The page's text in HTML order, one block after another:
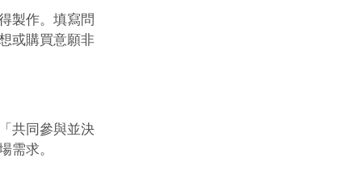
製作。填寫問
或購買意願非
共同參與並決
需求。